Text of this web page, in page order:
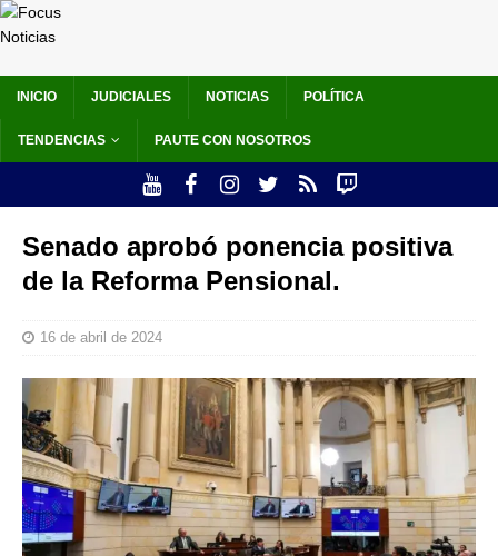
INICIO JUDICIALES NOTICIAS POLÍTICA
TENDENCIAS PAUTE CON NOSOTROS
Senado aprobó ponencia positiva
de la Reforma Pensional.
16 de abril de 2024